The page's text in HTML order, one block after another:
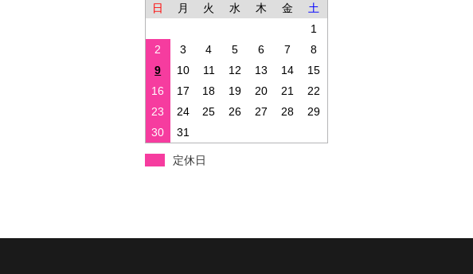
日
月 火 水 木 金
土
1
2
3 4 5 6 7
8
9
10 11 12 13 14
15
16
17 18 19 20 21
22
23
24 25 26 27 28
29
30
31
定休日